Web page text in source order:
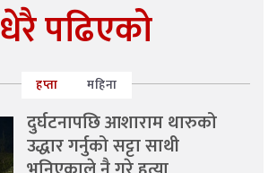
धेरै पढिएको
हप्ता महिना
दुर्घटनापछि आशाराम थारुको
उद्धार गर्नुको सट्टा साथी